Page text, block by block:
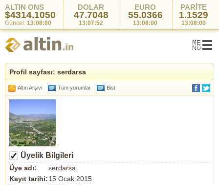
ALTIN ONS
$4314.1050
Güncel: 13:08:00
DOLAR
47.7048
13:07:52
EURO
55.0366
13:08:00
PARİTE
1.1529
13:08:00
Profil sayfası: serdarsa
Altın Arşivi Tüm yorumlar Bist
Üyelik Bilgileri
Üye adı:
serdarsa
Kayıt tarihi:15 Ocak 2015